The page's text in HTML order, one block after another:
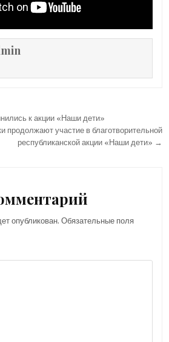
к акции «Наши дети»
продолжают участие в благотворительной
республиканской акции «Наши дети» →
опубликован. Обязательные поля